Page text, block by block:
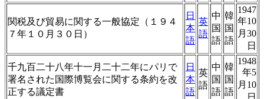
関税及び貿易に関する一般協定（１９４
７年１０月３０日）
日
本
語
英
語
中
国
語
韓
国
語
1947
年10
月30
日
千九百二十八年十一月二十二年にパリで
署名された国際博覧会に関する条約を改
正する議定書
日
本
語
英
語
中
国
語
韓
国
語
1948
年5
月10
日